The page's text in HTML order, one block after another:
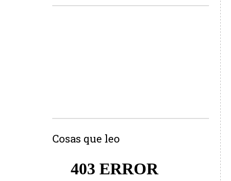
Cosas que leo